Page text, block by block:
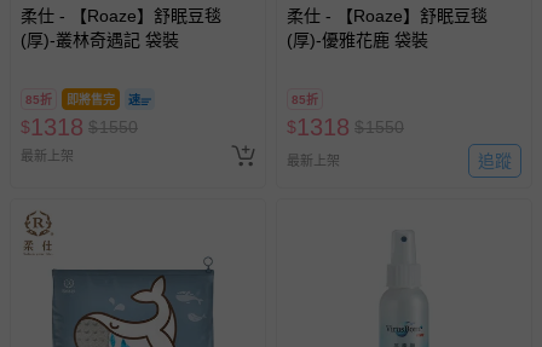
情形，您可申請更換新品或退貨，請見：退貨的辦理流程
若您對於會員帳號、商品訂購與資訊、購物流程、付款方
問，你可詳見：
媽咪愛客服中心。
預購商品：預購為海外同步代購，遇缺貨即會通知媽咪並協
助取消退款事宜。
會主動以簡訊及mail通知訂單取消事宜，並將提供適當補
償。
柔仕 - 【Roaze】舒眠豆毯
(厚)-叢林奇遇記 袋裝
85折 即將售完
$1318 $1550
最新上架
柔仕 - 【Roaze】舒眠豆毯
(厚)-優雅花鹿 袋裝
85折
$1318 $1550
最新上架 追蹤